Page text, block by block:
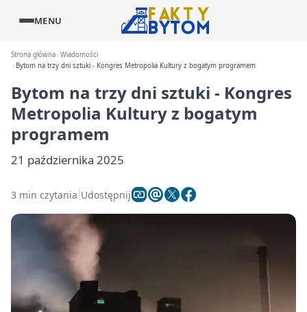
MENU
Strona główna Wiadomości
Bytom na trzy dni sztuki - Kongres Metropolia Kultury z bogatym programem
Bytom na trzy dni sztuki - Kongres
Metropolia Kultury z bogatym
programem
21 października 2025
3 min czytania Udostępnij